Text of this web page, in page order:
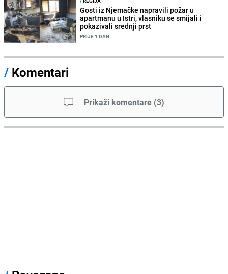
Gosti iz Njemačke napravili požar u
apartmanu u Istri, vlasniku se smijali i
pokazivali srednji prst
PRIJE 1 DAN
/ Komentari
Prikaži komentare (3)